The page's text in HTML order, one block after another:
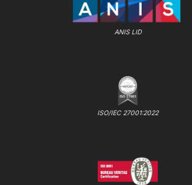
ANIS LID
ISO/IEC 27001:2022